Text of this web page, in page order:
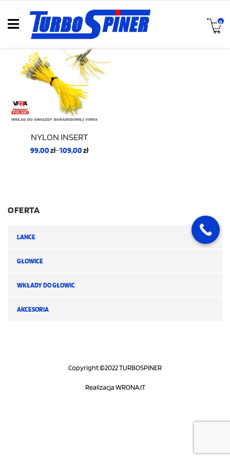
0
NYLON INSERT
99,00zł–109,00zł
OFERTA
LANCE
GŁOWICE
WKŁADY DO GŁOWIC
AKCESORIA
Copyright ©2022 TURBOSPINER
RealizacjaWRONA.IT